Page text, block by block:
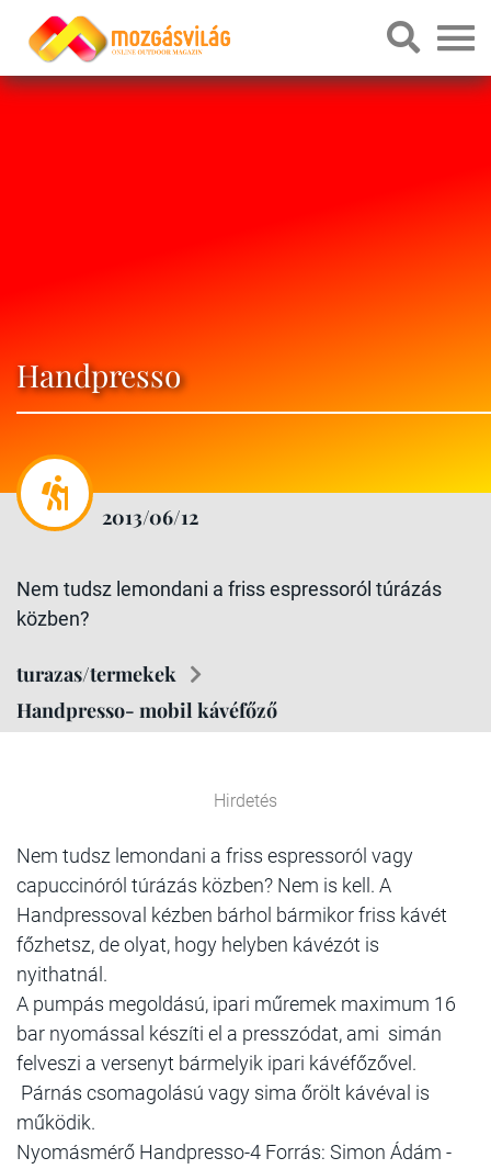
Handpresso
2013/06/12
Nem tudsz lemondani a friss espressoról túrázás
közben?
turazas/termekek
Handpresso- mobil kávéfőző
Hirdetés
Nem tudsz lemondani a friss espressoról vagy
capuccinóról túrázás közben? Nem is kell. A
Handpressoval kézben bárhol bármikor friss kávét
főzhetsz, de olyat, hogy helyben kávézót is
nyithatnál.
A pumpás megoldású, ipari műremek maximum 16
bar nyomással készíti el a presszódat, ami simán
felveszi a versenyt bármelyik ipari kávéfőzővel.
Párnás csomagolású vagy sima őrölt kávéval is
működik.
Nyomásmérő Handpresso-4 Forrás: Simon Ádám -